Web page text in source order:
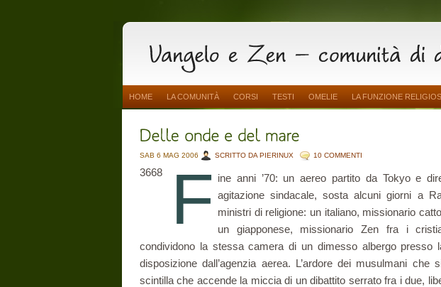
HOME LA COMUNITÀ CORSI TESTI OMELIE LA FUNZIONE
SAB 6 MAG 2006 SCRITTO DA PIERINUX 10 COMMENTI
3668 F ine anni ’70: un aereo partito da Tokyo e
agitazione sindacale, sosta alcuni giorni a
ministri di religione: un italiano, missionario
un giapponese, missionario Zen fra i
condividono la stessa camera di un dimesso albergo presso
disposizione dall’agenzia aerea. L’ardore dei musulmani che
scintilla che accende la miccia di un dibattito serrato fra i due,